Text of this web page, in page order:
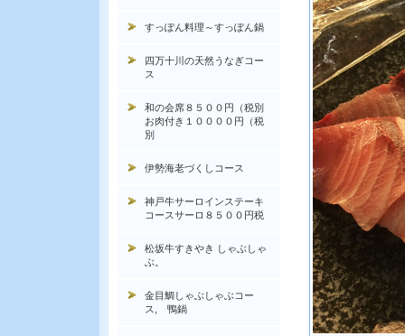
すっぽん料理～すっぽん鍋
四万十川の天然うなぎコー
ス
和の会席８５００円（税別
お肉付き１００００円（税
別
伊勢海老づくしコース
神戸牛サーロインステーキ
コースサーロ８５００円税
松坂牛すきやき しゃぶしゃ
ぶ。
金目鯛しゃぶしゃぶコー
ス, 鴨鍋